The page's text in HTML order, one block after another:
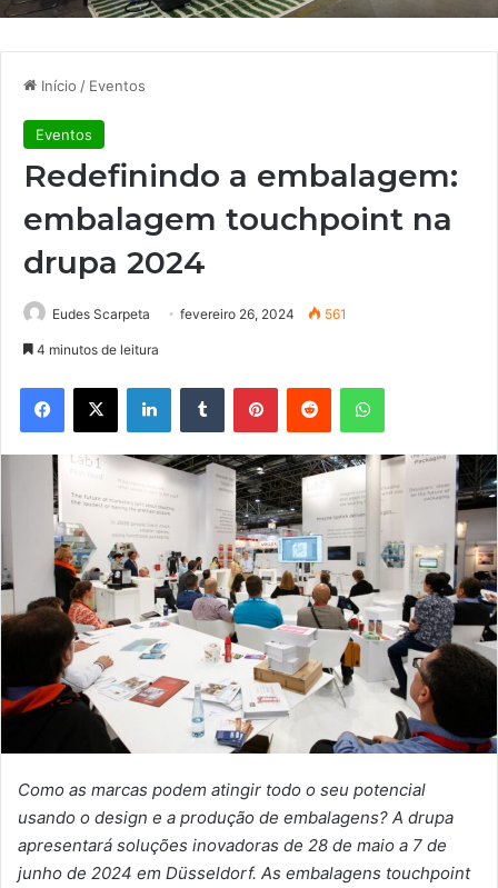
Início / Eventos
Eventos
Redefinindo a embalagem:
embalagem touchpoint na
drupa 2024
Eudes Scarpeta fevereiro 26, 2024 561
4 minutos de leitura
Facebook
X LinkedinTumblr PinterestReddit WhatsApp
Como as marcas podem atingir todo o seu potencial
usando o design e a produção de embalagens? A drupa
apresentará soluções inovadoras de 28 de maio a 7 de
junho de 2024 em Düsseldorf. As embalagens touchpoint